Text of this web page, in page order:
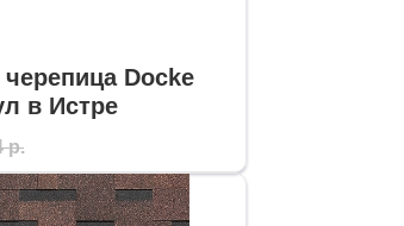
черепица Docke
в Истре
р.